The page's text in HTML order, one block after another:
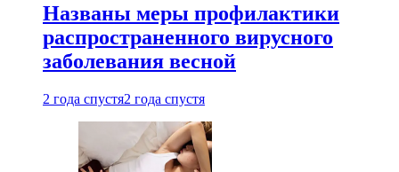
Названы меры профилактики
распространенного вирусного
заболевания весной
2 года спустя2 года спустя